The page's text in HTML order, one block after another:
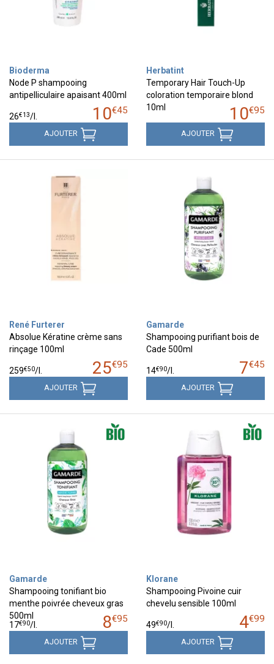
Bioderma
Node P shampooing
antipelliculaire apaisant 400ml
10€45
26€13/l.
AJOUTER
Herbatint
Temporary Hair Touch-Up
coloration temporaire blond
10ml
10€95
AJOUTER
René Furterer
Absolue Kératine crème sans
rinçage 100ml
25€95
259€50/l.
AJOUTER
Gamarde
Shampooing purifiant bois de
Cade 500ml
7€45
14€90/l.
AJOUTER
Gamarde
Shampooing tonifiant bio
menthe poivrée cheveux gras
500ml
8€95
17€90/l.
AJOUTER
Klorane
Shampooing Pivoine cuir
chevelu sensible 100ml
4€99
49€90/l.
AJOUTER